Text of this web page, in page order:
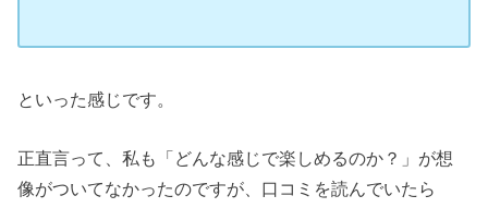
といった感じです。
正直言って、私も「どんな感じで楽しめるのか？」が想
像がついてなかったのですが、口コミを読んでいたら